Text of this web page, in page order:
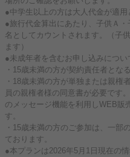
●中学生以上の方は大人代金が適用
●旅行代金算出にあたり、子供Ａ
名としてカウントされます。（子
ます）
●未成年者を含むお申し込みについ
・15歳未満の方が契約責任者とな
・18歳未満の方が単独または親権
員の親権者様の同意書が必要です
のメッセージ機能を利用しWEB販
す。
・15歳未満の方のご参加は、一部
ております。
●本プランは2026年5月1日現在の